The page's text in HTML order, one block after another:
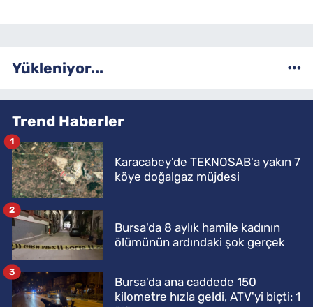
Yükleniyor...
Trend Haberler
Karacabey'de TEKNOSAB'a yakın 7
köye doğalgaz müjdesi
1
Bursa'da 8 aylık hamile kadının
ölümünün ardındaki şok gerçek
2
Bursa'da ana caddede 150
kilometre hızla geldi, ATV'yi biçti: 1
3